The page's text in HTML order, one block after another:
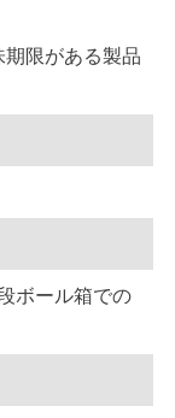
限がある製品
ボール箱での